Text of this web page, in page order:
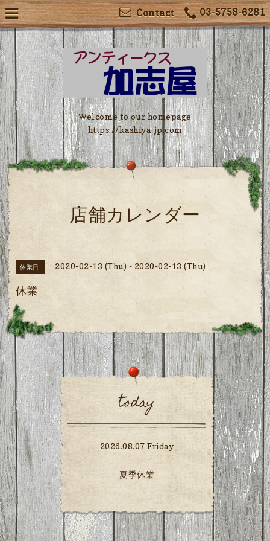
03-5758-6281
Contact
Welcome to our homepage
https://kashiya-jp.com
店舗カレンダー
休業日 2020-02-13 (Thu) - 2020-02-13 (Thu)
休業
today
2026.08.07 Friday
夏季休業